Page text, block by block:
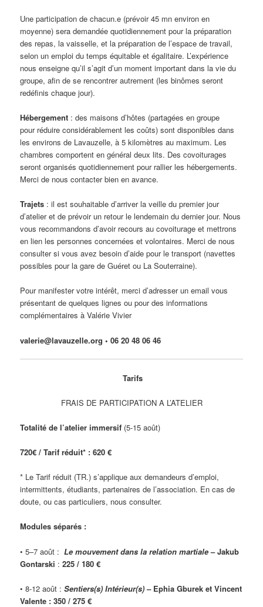
Une participation de chacun.e (prévoir 45 mn environ en
moyenne) sera demandée quotidiennement pour la préparation
des repas, la vaisselle, et la préparation de l’espace de travail,
selon un emploi du temps équitable et égalitaire. L’expérience
nous enseigne qu’il s’agit d’un moment important dans la vie du
groupe, afin de se rencontrer autrement (les binômes seront
redéfinis chaque jour).
Hébergement : des maisons d’hôtes (partagées en groupe
pour réduire considérablement les coûts) sont disponibles dans
les environs de Lavauzelle, à 5 kilomètres au maximum. Les
chambres comportent en général deux lits. Des covoiturages
seront organisés quotidiennement pour rallier les hébergements.
Merci de nous contacter bien en avance.
Trajets : il est souhaitable d’arriver la veille du premier jour
d’atelier et de prévoir un retour le lendemain du dernier jour. Nous
vous recommandons d’avoir recours au covoiturage et mettrons
en lien les personnes concernées et volontaires. Merci de nous
consulter si vous avez besoin d’aide pour le transport (navettes
possibles pour la gare de Guéret ou La Souterraine).
Pour manifester votre intérêt, merci d’adresser un email vous
présentant de quelques lignes ou pour des informations
complémentaires àValérie Vivier
valerie@lavauzelle.org •06 20 48 06 46
Tarifs
FRAIS DE PARTICIPATION A L’ATELIER
Totalité de l’atelier immersif (5-15 août)
720€ / Tarif réduit* : 620 €
* Le Tarif réduit (TR.) s’applique aux demandeurs d’emploi,
intermittents, étudiants, partenaires de l’association. En cas de
doute, ou cas particuliers, nous consulter.
Modules séparés :
• 5–7 août :Le mouvement dans la relation martiale– Jakub
Gontarski :225 / 180 €
• 8-12 août : Sentiers(s)Intérieur(s) – Ephia Gburek et Vincent
Valente :350 / 275 €